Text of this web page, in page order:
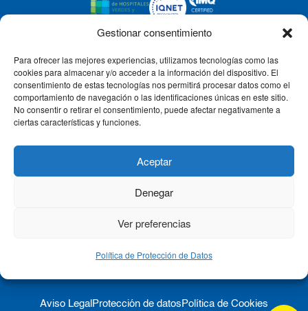
Gestionar consentimiento
Para ofrecer las mejores experiencias, utilizamos tecnologías como las
cookies para almacenar y/o acceder a la información del dispositivo. El
consentimiento de estas tecnologías nos permitirá procesar datos como el
comportamiento de navegación o las identificaciones únicas en este sitio.
No consentir o retirar el consentimiento, puede afectar negativamente a
ciertas características y funciones.
Aceptar
Denegar
Ver preferencias
Política de Protección de Datos
CLÍNICA CEMTRO
QUIÉNES SOMOS
Aviso Legal Protección de datos Política de Cookies